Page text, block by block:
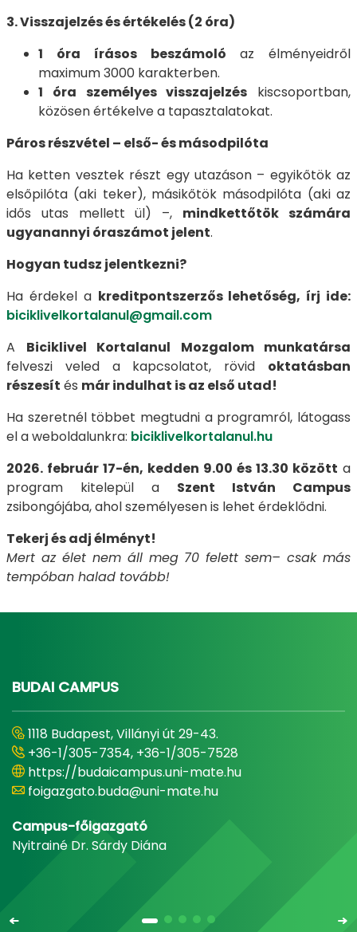
3. Visszajelzés és értékelés (2 óra)
1 óra írásos beszámoló az élményeidről
maximum 3000 karakterben.
1 óra személyes visszajelzés kiscsoportban,
közösen értékelve a tapasztalatokat.
Páros részvétel – első- és másodpilóta
Ha ketten vesztek részt egy utazáson – egyikőtök az
elsőpilóta (aki teker), másikőtök másodpilóta (aki az
idős utas mellett ül) –, mindkettőtök számára
ugyanannyi óraszámot jelent.
Hogyan tudsz jelentkezni?
Ha érdekel a kreditpontszerzős lehetőség, írj ide:
biciklivelkortalanul@gmail.com
A Biciklivel Kortalanul Mozgalom munkatársa
felveszi veled a kapcsolatot, rövid oktatásban
részesít és már indulhat is az első utad!
Ha szeretnél többet megtudni a programról, látogass
el a weboldalunkra: biciklivelkortalanul.hu
2026. február 17-én, kedden 9.00 és 13.30 között a
program kitelepül a Szent István Campus
zsibongójába, ahol személyesen is lehet érdeklődni.
Tekerj és adj élményt!
Mert az élet nem áll meg 70 felett sem– csak más
tempóban halad tovább!
BUDAI CAMPUS
1118 Budapest, Villányi út 29-43.
+36-1/305-7354, +36-1/305-7528
https://budaicampus.uni-mate.hu
foigazgato.buda@uni-mate.hu
Campus-főigazgató
Nyitrainé Dr. Sárdy Diána